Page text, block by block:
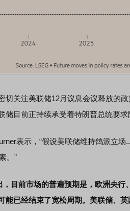
关注美联储12月议息会议释放的政
储目前正持续承受着特朗普总统要求
表示，“假设美联储维持鸽派立
。”
目前市场的普遍预期是，欧洲央行
能已经结束了宽松周期。美联储、